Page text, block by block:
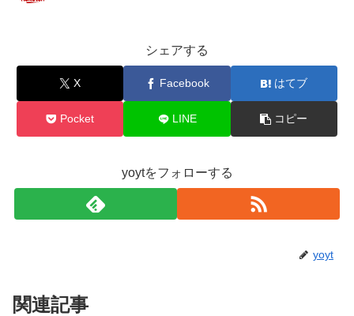
シェアする
X Facebook はてブ
Pocket LINE コピー
yoytをフォローする
yoyt
関連記事